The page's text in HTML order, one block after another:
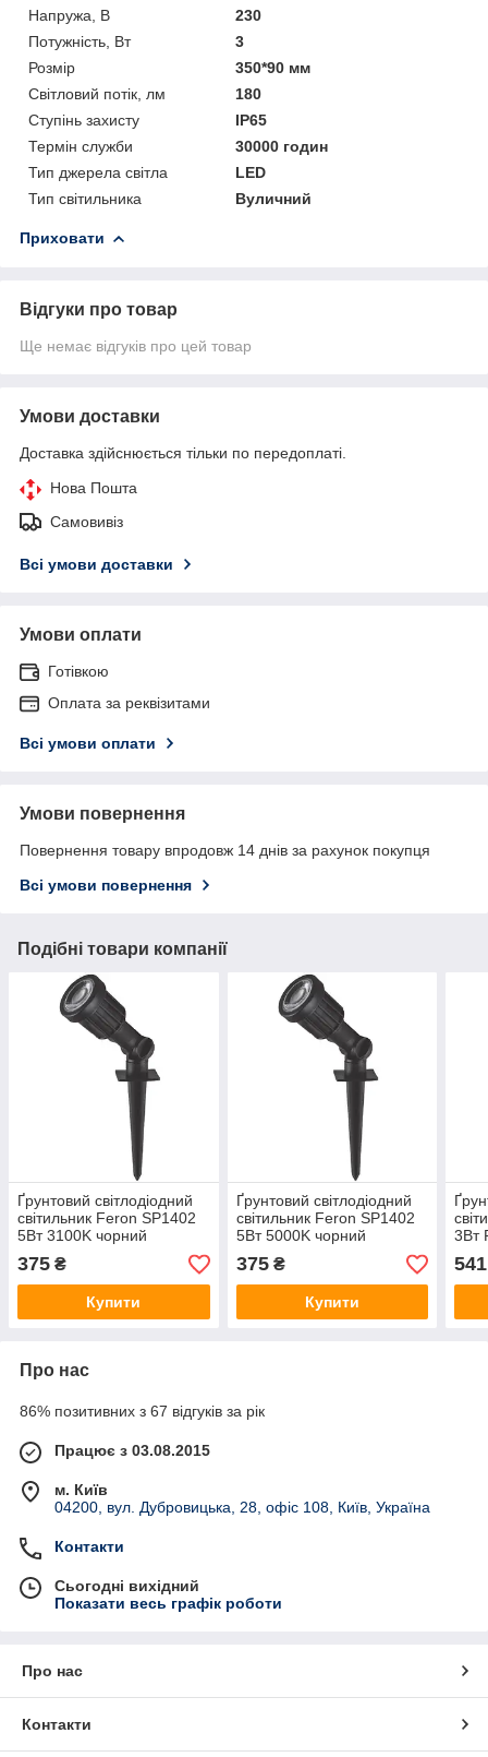
Напружа, В
230
Потужність, Вт
3
Розмір
350*90 мм
Світловий потік, лм
180
Ступінь захисту
IP65
Термін служби
30000 годин
Тип джерела світла
LED
Тип світильника
Вуличний
Приховати
Відгуки про товар
Ще немає відгуків про цей товар
Умови доставки
Доставка здійснюється тільки по передоплаті.
Нова Пошта
Самовивіз
Всі умови доставки
Умови оплати
Готівкою
Оплата за реквізитами
Всі умови оплати
Умови повернення
Повернення товару впродовж 14 днів за рахунок покупця
Всі умови повернення
Подібні товари компанії
Ґрунтовий світлодіодний
світильник Feron SP1402
5Вт 3100K чорний
375 ₴
Купити
Ґрунтовий світлодіодний
світильник Feron SP1402
5Вт 5000K чорний
375₴
Купити
3Вт
541
Про нас
86% позитивних з 67 відгуків за рік
Працює з 03.08.2015
м. Київ
04200, вул. Дубровицька, 28, офіс 108, Київ, Україна
Контакти
Сьогодні вихідний
Показати весь графік роботи
Про нас
Контакти